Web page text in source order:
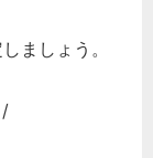
ましょう。